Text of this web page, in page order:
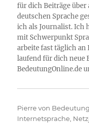
für dich Beiträge über
deutschen Sprache
ich als Journalist. Ich
mit Schwerpunkt
arbeite fast täglich an
laufend für dich neue
BedeutungOnline.de
Autor
Pierre von
Internetsprache,